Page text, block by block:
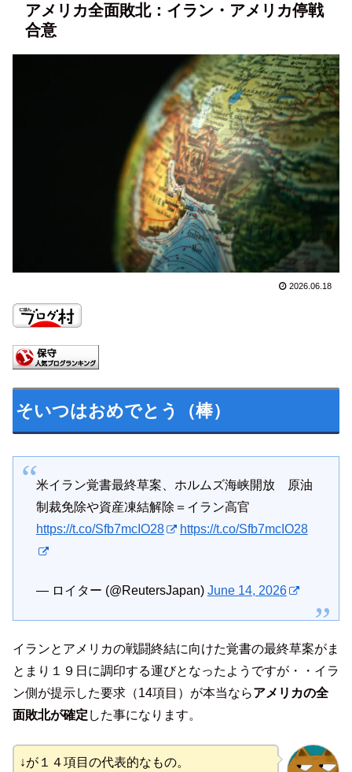
アメリカ全面敗北：イラン・アメリカ停戦
合意
2026.06.18
そいつはおめでとう（棒）
米イラン覚書最終草案、ホルムズ海峡開放 原油
制裁免除や資産凍結解除＝イラン高官
https://t.co/Sfb7mcIO28
https://t.co/Sfb7mcIO28
— ロイター (@ReutersJapan) June 14, 2026
イランとアメリカの戦闘終結に向けた覚書の最終草案がま
とまり１９日に調印する運びとなったようですが・・イラ
ン側が提示した要求（14項目）が本当ならアメリカの全
面敗北が確定 した事になります。
↓が１４項目の代表的なもの。